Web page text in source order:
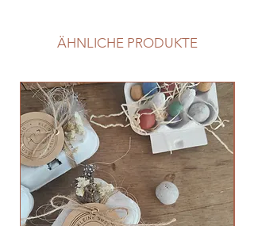
ÄHNLICHE PRODUKTE